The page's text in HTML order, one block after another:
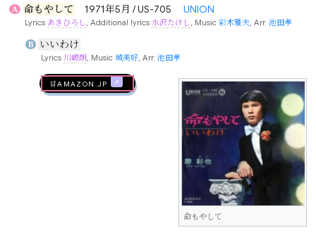
A 命もやして 1971年5月 / US-705 UNION
Lyrics あきひろし, Additional lyrics水沢たけし, Music彩木雅夫, Arr.池田孝
B いいわけ
Lyrics 川嶋朗, Music 城美好, Arr. 池田孝
命もやして
🛒AMAZON.jp